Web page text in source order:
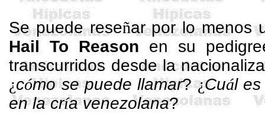
Se puede reseñar por lo menos
Hail
To Reason en su
transcurridos desde la
¿cómo se puede llamar?¿Cuál es
en la cría venezolana?